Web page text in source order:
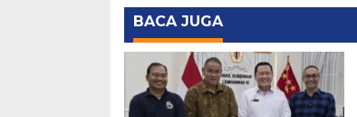
BACA JUGA